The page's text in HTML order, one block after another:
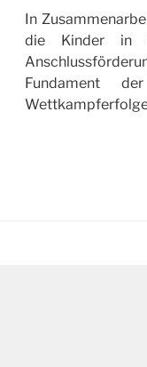
In
die Kinder in
Fundament